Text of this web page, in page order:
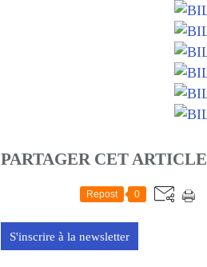
PARTAGER CET ARTICLE
Repost 0
S'inscrire à la newsletter